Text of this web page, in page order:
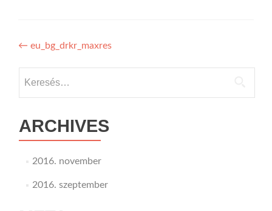
Bejegyzés
navigáció
← eu_bg_drkr_maxres
ARCHIVES
2016. november
2016. szeptember